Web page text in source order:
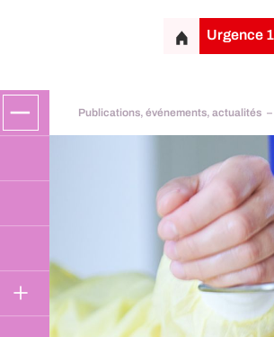
Urgence
Publications, événements, actualités